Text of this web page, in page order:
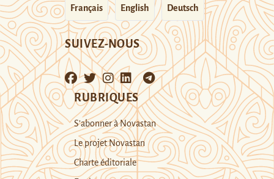
Français English Deutsch
SUIVEZ-NOUS
RUBRIQUES
S’abonner à Novastan
Le projet Novastan
Charte éditoriale